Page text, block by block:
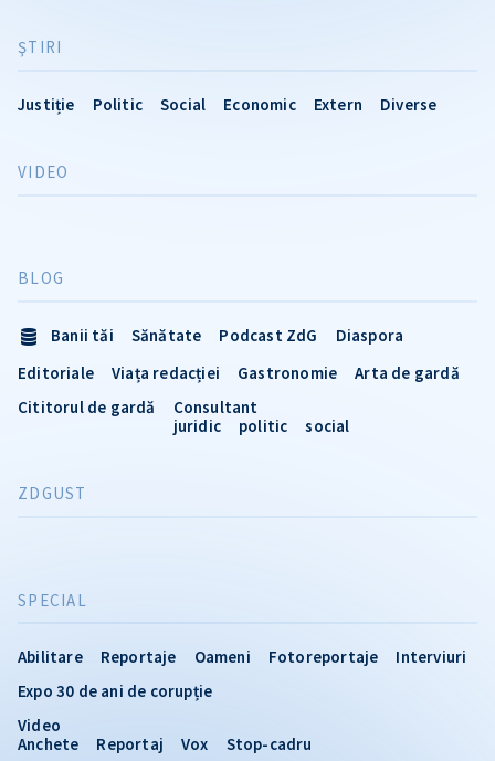
ŞTIRI
Justiție Politic Social Economic Extern Diverse
VIDEO
SPECIAL
Abilitare Reportaje Oameni Fotoreportaje
Interviuri
Expo 30 de ani de corupție
Video
Anchete
Reportaj Vox Stop-cadru
BLOG
Banii tăi Sănătate Podcast ZdG
Diaspora
Editoriale
Viața redacției Gastronomie
Arta de gardă
Cititorul de gardă
Consultant
juridic
politic social
ZDGUST